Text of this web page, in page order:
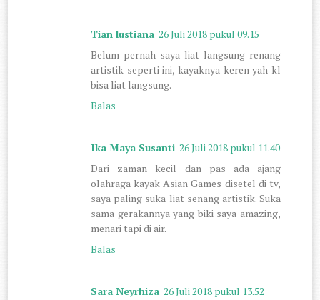
Tian lustiana 26 Juli 2018 pukul 09.15
Belum pernah saya liat langsung renang
artistik seperti ini, kayaknya keren yah kl
bisa liat langsung.
Balas
Ika Maya Susanti 26 Juli 2018 pukul 11.40
Dari zaman kecil dan pas ada ajang
olahraga kayak Asian Games disetel di tv,
saya paling suka liat senang artistik. Suka
sama gerakannya yang biki saya amazing,
menari tapi di air.
Balas
Sara Neyrhiza 26 Juli 2018 pukul 13.52